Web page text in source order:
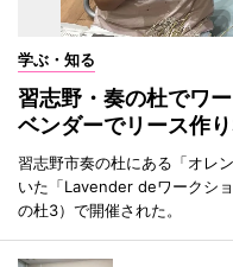
学ぶ・知る
習志野・奏の杜でワ
ベンダーでリース作
習志野市奏の杜にある「オレ
いた「Lavender deワークシ
の杜3）で開催された。